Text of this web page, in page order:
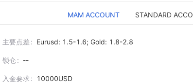
MAM ACCOUNT STANDARD
主要点差 Eurusd: 1.5-1.6; Gold: 1.8-2.8
锁仓 --
入金要求 10000USD